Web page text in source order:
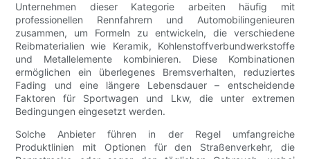
Unternehmen dieser Kategorie arbeiten häufig mit
professionellen Rennfahrern und Automobilingenieuren
zusammen, um Formeln zu entwickeln, die verschiedene
Reibmaterialien wie Keramik, Kohlenstoffverbundwerkstoffe
und Metallelemente kombinieren. Diese Kombinationen
ermöglichen ein überlegenes Bremsverhalten, reduziertes
Fading und eine längere Lebensdauer – entscheidende
Faktoren für Sportwagen und Lkw, die unter extremen
Bedingungen eingesetzt werden.
Solche Anbieter führen in der Regel umfangreiche
Produktlinien mit Optionen für den Straßenverkehr, die